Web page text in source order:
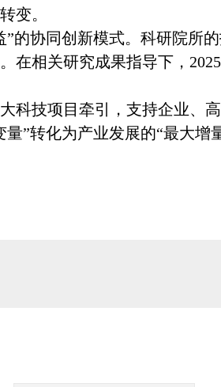
变。
协同创新模式。科研院所
在相关研究成果指导下，
技项目牵引，支持企业、
”转化为产业发展的“最大增